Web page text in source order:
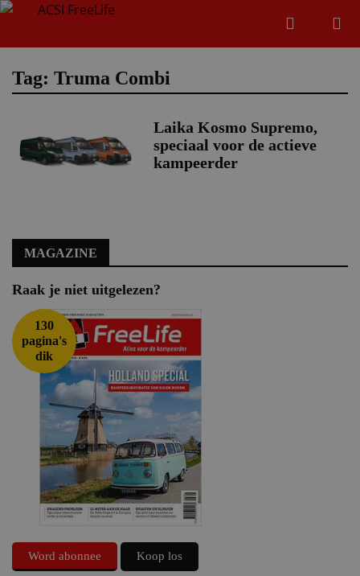
Zoeken
Tag: Truma Combi
Laika Kosmo Supremo,
speciaal voor de actieve
kampeerder
MAGAZINE
Raak je niet uitgelezen?
130
pagina's
dik
Word abonnee Koop los